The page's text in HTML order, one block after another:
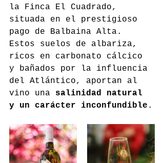
la Finca El Cuadrado,
situada en el prestigioso
pago de Balbaina Alta.
Estos suelos de albariza,
ricos en carbonato cálcico
y bañados por la influencia
del Atlántico, aportan al
vino una salinidad natural
y un carácter inconfundible .